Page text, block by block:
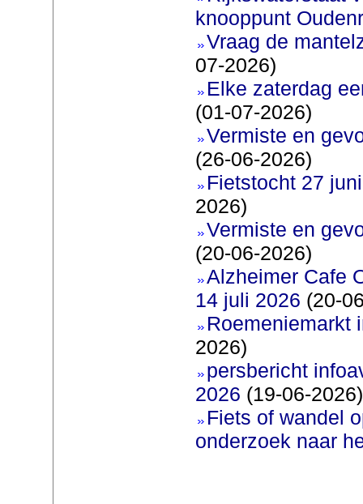
knooppunt
Vraag de
07-2026)
Elke zaterdag
(01-07-2026)
Vermiste en
(26-06-2026)
Fietstocht 27
2026)
Vermiste en
(20-06-2026)
Alzheimer Cafe
14 juli 2026 (20-
Roemeniemarkt
2026)
persbericht
2026 (19-06-2026)
Fiets of wandel
onderzoek naar